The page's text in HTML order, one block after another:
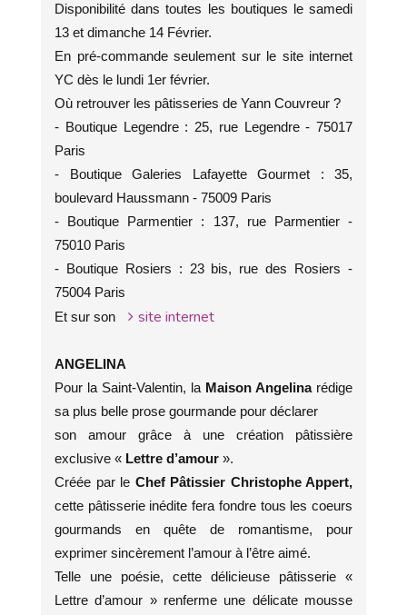
Disponibilité dans toutes les boutiques le samedi
13 et dimanche 14 Février.
En pré-commande seulement sur le site internet
YC dès le lundi 1er février.
Où retrouver les pâtisseries de Yann Couvreur ?
- Boutique Legendre : 25, rue Legendre - 75017
Paris
- Boutique Galeries Lafayette Gourmet : 35,
boulevard Haussmann - 75009 Paris
- Boutique Parmentier : 137, rue Parmentier -
75010 Paris
- Boutique Rosiers : 23 bis, rue des Rosiers -
75004 Paris
Et sur son
site internet
ANGELINA
Pour la Saint-Valentin, la Maison Angelina rédige
sa plus belle prose gourmande pour déclarer
son amour grâce à une création pâtissière
exclusive « Lettre d’amour ».
Créée par le Chef Pâtissier Christophe Appert,
cette pâtisserie inédite fera fondre tous les coeurs
gourmands en quête de romantisme, pour
exprimer sincèrement l’amour à l’être aimé.
Telle une poésie, cette délicieuse pâtisserie «
Lettre d’amour » renferme une délicate mousse